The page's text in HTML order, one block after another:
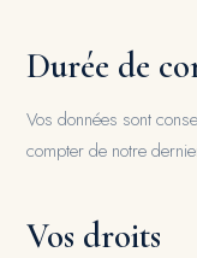
Durée de
Vos données sont
compter de notre
Vos droits